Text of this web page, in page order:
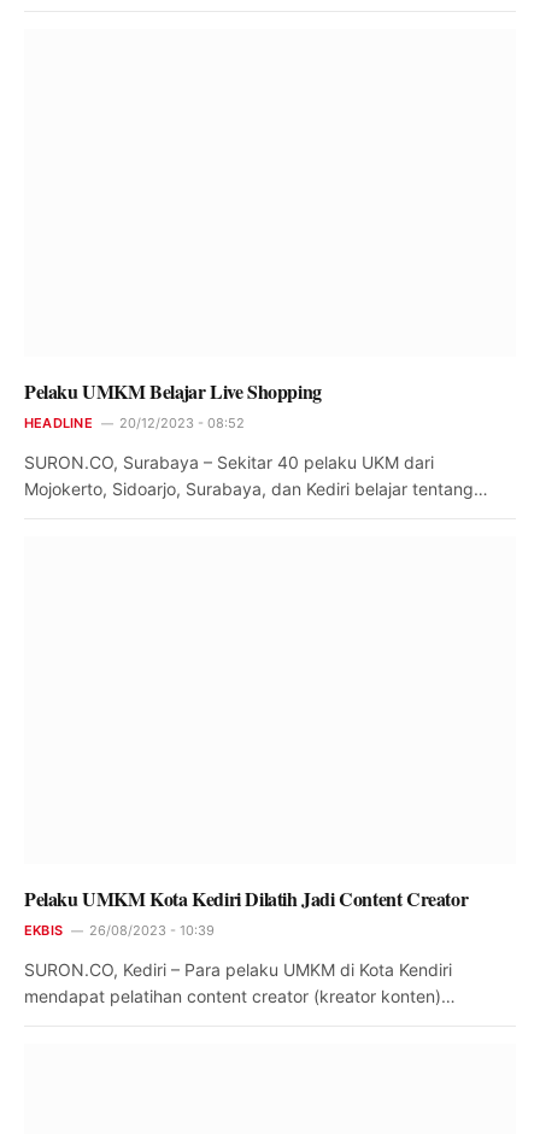
Pelaku UMKM Belajar Live Shopping
HEADLINE 20/12/2023 - 08:52
SURON.CO, Surabaya – Sekitar 40 pelaku UKM dari
Mojokerto, Sidoarjo, Surabaya, dan Kediri belajar tentang…
Pelaku UMKM Kota Kediri Dilatih Jadi Content Creator
EKBIS 26/08/2023 - 10:39
SURON.CO, Kediri – Para pelaku UMKM di Kota Kendiri
mendapat pelatihan content creator (kreator konten)…